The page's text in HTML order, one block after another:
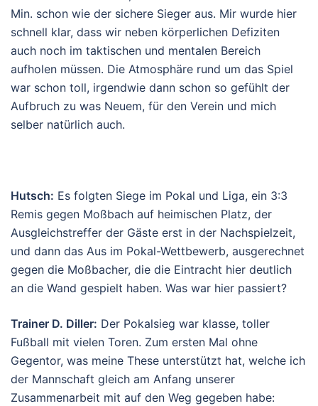
Min. schon wie der sichere Sieger aus. Mir wurde hier
schnell klar, dass wir neben körperlichen Defiziten
auch noch im taktischen und mentalen Bereich
aufholen müssen. Die Atmosphäre rund um das Spiel
war schon toll, irgendwie dann schon so gefühlt der
Aufbruch zu was Neuem, für den Verein und mich
selber natürlich auch.
Hutsch: Es folgten Siege im Pokal und Liga, ein 3:3
Remis gegen Moßbach auf heimischen Platz, der
Ausgleichstreffer der Gäste erst in der Nachspielzeit,
und dann das Aus im Pokal-Wettbewerb, ausgerechnet
gegen die Moßbacher, die die Eintracht hier deutlich
an die Wand gespielt haben. Was war hier passiert?
Trainer D. Diller: Der Pokalsieg war klasse, toller
Fußball mit vielen Toren. Zum ersten Mal ohne
Gegentor, was meine These unterstützt hat, welche ich
der Mannschaft gleich am Anfang unserer
Zusammenarbeit mit auf den Weg gegeben habe: